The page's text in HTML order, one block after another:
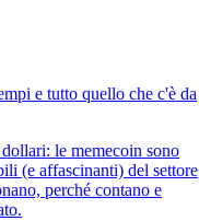
e tutto quello che c'è da
le memecoin sono
(e affascinanti) del settore
perché contano e